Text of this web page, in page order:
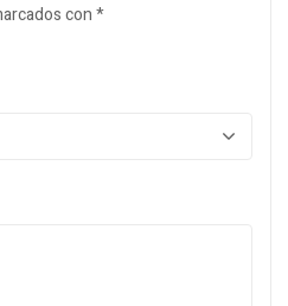
con*